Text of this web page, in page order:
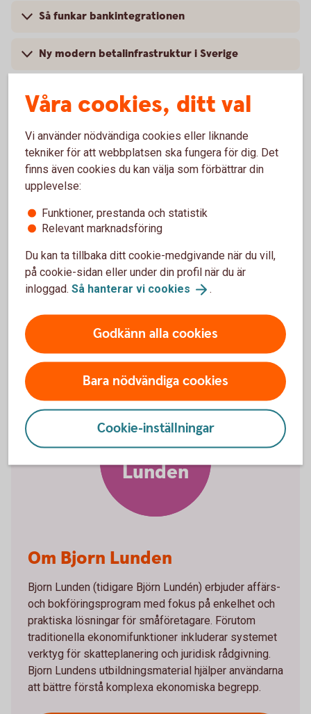
Så funkar bankintegrationen
Ny modern betalinfrastruktur i Sverige
Hantera er ekonomi på ett
enkelt,snabbtochsäkert
sätt med bankintegration.
Bjorn
Lunden
Om Bjorn Lunden
Bjorn Lunden (tidigare Björn Lundén) erbjuder affärs-
och bokföringsprogram med fokus på enkelhet och
praktiska lösningar för småföretagare. Förutom
traditionella ekonomifunktioner inkluderar systemet
verktyg för skatteplanering och juridisk rådgivning.
Bjorn Lundens utbildningsmaterial hjälper användarna
att bättre förstå komplexa ekonomiska begrepp.
Våra cookies, ditt val
Vi använder nödvändiga cookies eller liknande
tekniker för att webbplatsen ska fungera för dig. Det
finns även cookies du kan välja som förbättrar din
upplevelse:
Funktioner, prestanda och statistik
Relevant marknadsföring
Du kan ta tillbaka ditt cookie-medgivande när du vill,
på cookie-sidan eller under din profil när du är
inloggad. Så hanterar vi cookies .
Godkänn alla cookies
Bara nödvändiga cookies
Cookie-inställningar